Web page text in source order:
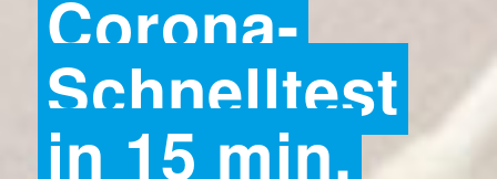
Corona-
Schnelltest
in 15 min.